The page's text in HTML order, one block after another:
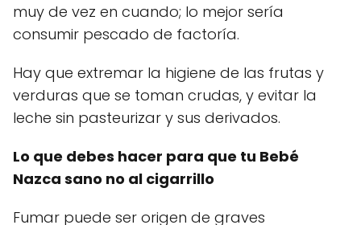
muy de vez en cuando; lo mejor sería
consumir pescado de factoría.
Hay que extremar la higiene de las frutas y
verduras que se toman crudas, y evitar la
leche sin pasteurizar y sus derivados.
Lo que debes hacer para que tu Bebé
Nazca sano no al cigarrillo
Fumar puede ser origen de graves